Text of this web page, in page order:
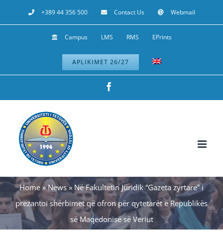
to
+389 44 356 500 Contact Us Webmail
Campus LMS RMS EPrints
APLIKIMET 26/27
Home»News» Në Fakultetin Juridik “Gazeta zyrtare” i
prezantoi shërbimet që ofron për qytetarët e Republikës
së Maqedonisë së Veriut